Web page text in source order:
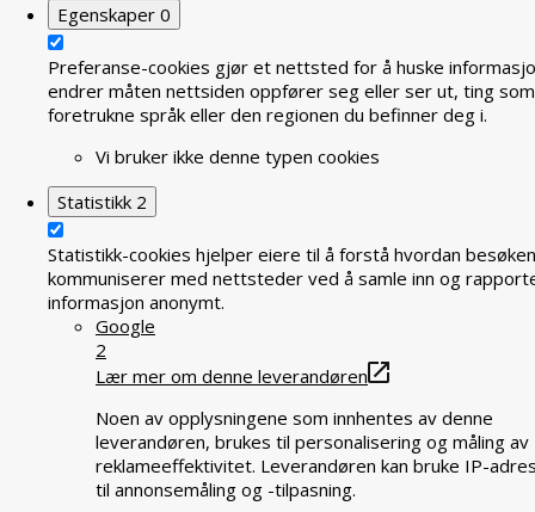
Egenskaper 0
Preferanse-cookies gjør et nettsted for å huske
endrer måten nettsiden oppfører seg eller ser ut, ting
foretrukne språk eller den regionen du befinner deg i.
Vi bruker ikke denne typen cookies
Statistikk 2
Statistikk-cookies hjelper eiere til å forstå hvordan
kommuniserer med nettsteder ved å samle inn og
informasjon anonymt.
Google
2
Lær mer om denne leverandøren
Noen av opplysningene som innhentes av denne
leverandøren, brukes til personalisering og måling av
reklameeffektivitet. Leverandøren kan bruke IP-
til annonsemåling og -tilpasning.